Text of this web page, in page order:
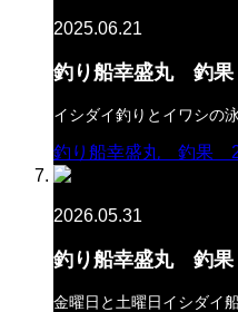
2025.06.21
釣り船幸盛丸 釣果
イシダイ釣りとイワシの
釣り船幸盛丸 釣果
2026.05.31
釣り船幸盛丸 釣果
金曜日と土曜日イシダイ